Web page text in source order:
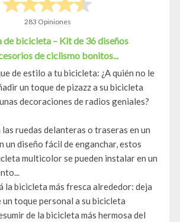
283 Opiniones
de bicicleta – Kit de 36 diseños
de ciclismo bonitos...
de estilo a tu bicicleta: ¿A quién no le
un toque de pizazz a su bicicleta
decoraciones de radios geniales?
ruedas delanteras o traseras en un
un diseño fácil de enganchar, estos
multicolor se pueden instalar en un
la bicicleta más fresca alrededor: deja
un toque personal a su bicicleta
de la bicicleta más hermosa del